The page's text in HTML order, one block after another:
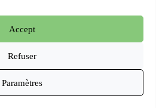
Accept
Refuser
Paramètres
for an International
-Site web hébergé et géré